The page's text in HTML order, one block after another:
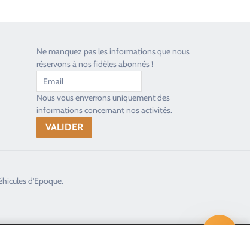
Ne manquez pas les informations que nous
réservons à nos fidèles abonnés !
Nous vous enverrons uniquement des
informations concernant nos activités.
d'Epoque.